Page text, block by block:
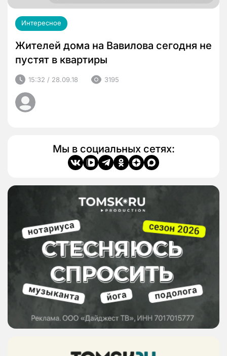
Интересное
Жителей дома на Вавилова сегодня не
пустят в квартиры
15:32 / 28.09.18 3195
Мы в социальных сетях: